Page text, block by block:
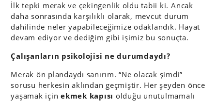
İlk tepki merak ve çekingenlik oldu tabii ki. Ancak
daha sonrasında karşılıklı olarak, mevcut durum
dahilinde neler yapabileceğimize odaklandık. Hayat
devam ediyor ve dediğim gibi işimiz bu sonuçta.
Çalışanların psikolojisi ne durumdaydı?
Merak ön plandaydı sanırım. “Ne olacak şimdi”
sorusu herkesin aklından geçmiştir. Her şeyden önce
yaşamak içinekmek kapısı olduğu unutulmamalı